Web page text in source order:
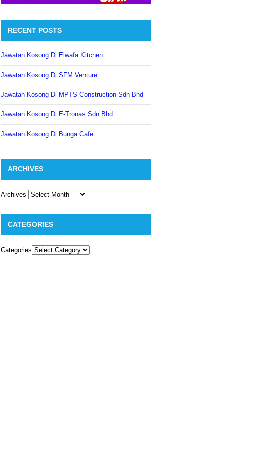
RECENT POSTS
Jawatan Kosong Di Elwafa Kitchen
Jawatan Kosong Di SFM Venture
Jawatan Kosong Di MPTS Construction Sdn Bhd
Jawatan Kosong Di E-Tronas Sdn Bhd
Jawatan Kosong Di Bunga Cafe
ARCHIVES
Archives
CATEGORIES
Categories